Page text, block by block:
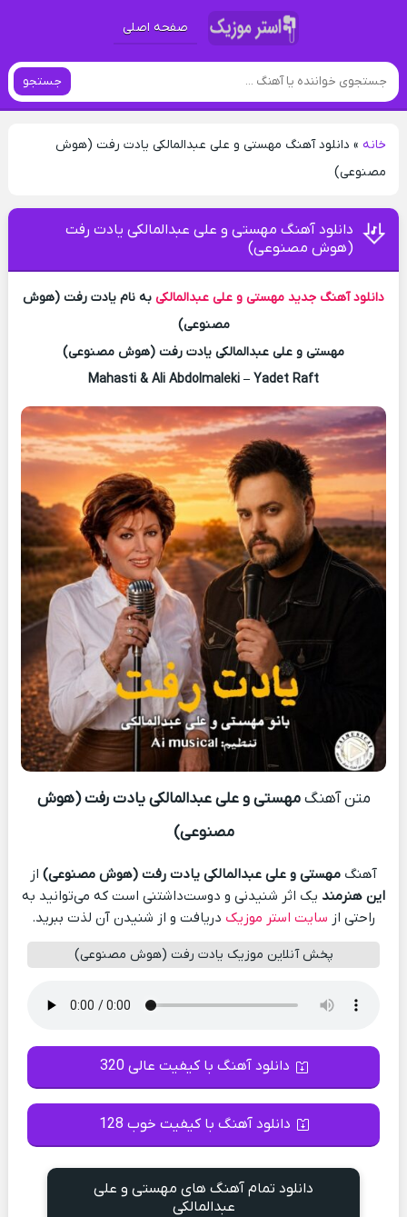
صفحه اصلی
جستجو
خانه» دانلود آهنگ مهستی و علی عبدالمالکی یادت رفت (هوش
مصنوعی)
دانلود آهنگ مهستی و علی عبدالمالکی یادت رفت
(هوش مصنوعی)
دانلود آهنگ جدید مهستی و علی عبدالمالکی به نام یادت رفت (هوش
مصنوعی)
مهستی و علی عبدالمالکی یادت رفت (هوش مصنوعی)
Mahasti & Ali Abdolmaleki – Yadet Raft
متن آهنگمهستی و علی عبدالمالکی یادت رفت (هوش
مصنوعی)
آهنگ مهستی و علی عبدالمالکی یادت رفت (هوش مصنوعی) از
این هنرمند یک اثر شنیدنی و دوست‌داشتنی است که می‌توانید به
راحتی از سایت استر موزیک دریافت و از شنیدن آن لذت ببرید.
پخش آنلاین موزیک یادت رفت (هوش مصنوعی)
دانلود آهنگ با کیفیت عالی 320
دانلود آهنگ با کیفیت خوب 128
دانلود تمام آهنگ های مهستی و علی
عبدالمالکی